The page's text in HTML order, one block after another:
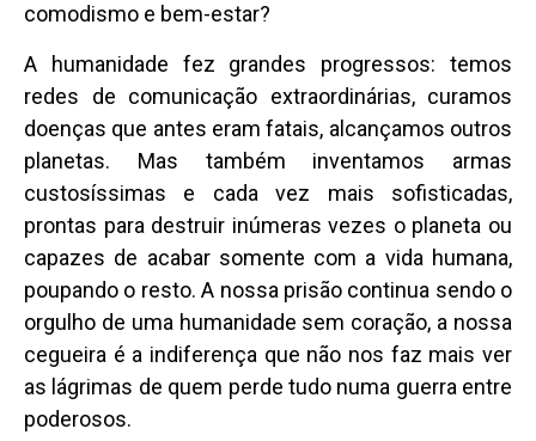
comodismo e bem-estar?
A humanidade fez grandes progressos: temos
redes de comunicação extraordinárias, curamos
doenças que antes eram fatais, alcançamos outros
planetas. Mas também inventamos armas
custosíssimas e cada vez mais sofisticadas,
prontas para destruir inúmeras vezes o planeta ou
capazes de acabar somente com a vida humana,
poupando o resto. A nossa prisão continua sendo o
orgulho de uma humanidade sem coração, a nossa
cegueira é a indiferença que não nos faz mais ver
as lágrimas de quem perde tudo numa guerra entre
poderosos.